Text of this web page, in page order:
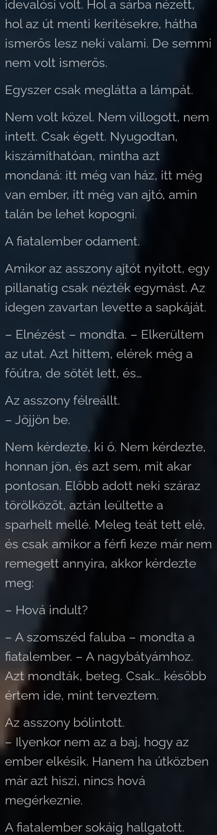
idevalósi volt. Hol a sárba nézett,
hol az út menti kerítésekre, hátha
ismerős lesz neki valami. De semmi
nem volt ismerős.
Egyszer csak meglátta a lámpát.
Nem volt közel. Nem villogott, nem
intett. Csak égett. Nyugodtan,
kiszámíthatóan, mintha azt
mondaná: itt még van ház, itt még
van ember, itt még van ajtó, amin
talán be lehet kopogni.
A fiatalember odament.
Amikor az asszony ajtót nyitott, egy
pillanatig csak nézték egymást. Az
idegen zavartan levette a sapkáját.
– Elnézést – mondta. – Elkerültem
az utat. Azt hittem, elérek még a
főútra, de sötét lett, és…
Az asszony félreállt.
– Jöjjön be.
Nem kérdezte, ki ő. Nem kérdezte,
honnan jön, és azt sem, mit akar
pontosan. Előbb adott neki száraz
törölközőt, aztán leültette a
sparhelt mellé. Meleg teát tett elé,
és csak amikor a férfi keze már nem
remegett annyira, akkor kérdezte
meg:
– Hová indult?
– A szomszéd faluba – mondta a
fiatalember. – A nagybátyámhoz.
Azt mondták, beteg. Csak… később
értem ide, mint terveztem.
Az asszony bólintott.
– Ilyenkor nem az a baj, hogy az
ember elkésik. Hanem ha útközben
már azt hiszi, nincs hová
megérkeznie.
A fiatalember sokáig hallgatott.